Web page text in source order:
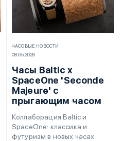
ЧАСОВЫЕ НОВОСТИ
08.05.2026
Часы Baltic x
SpaceOne 'Seconde
Majeure' с
прыгающим часом
Коллаборация Baltic и
SpaceOne: классика и
футуризм в новых часах